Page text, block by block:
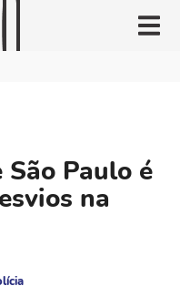
Paulo é
na